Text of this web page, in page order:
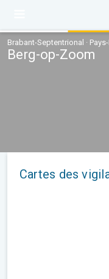
Brabant-Septentrional ·
Berg-op-Zoom
Cartes des